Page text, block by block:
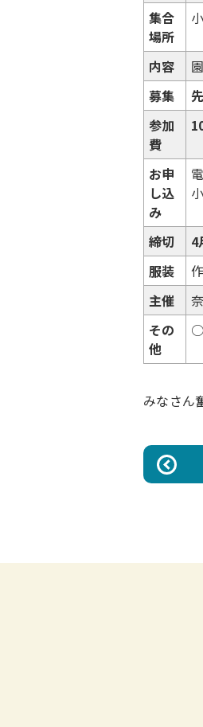
集合
場所
内容
募集
参加
費
お申
し込
み
締切 4
服装
主催
その
他
○
みなさん